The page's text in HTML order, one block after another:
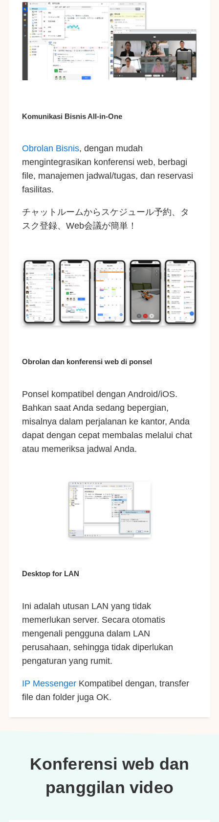
Komunikasi Bisnis All-in-One
Obrolan Bisnis, dengan mudah
mengintegrasikan konferensi web, berbagi
file, manajemen jadwal/tugas, dan reservasi
fasilitas.
チャットルームからスケジュール予約、タ
スク登録、Web会議が簡単！
Obrolan dan konferensi web di ponsel
Ponsel kompatibel dengan Android/iOS.
Bahkan saat Anda sedang bepergian,
misalnya dalam perjalanan ke kantor, Anda
dapat dengan cepat membalas melalui chat
atau memeriksa jadwal Anda.
Desktop for LAN
Ini adalah utusan LAN yang tidak
memerlukan server. Secara otomatis
mengenali pengguna dalam LAN
perusahaan, sehingga tidak diperlukan
pengaturan yang rumit.
IP MessengerKompatibel dengan, transfer
file dan folder juga OK.
Konferensi web dan
panggilan video